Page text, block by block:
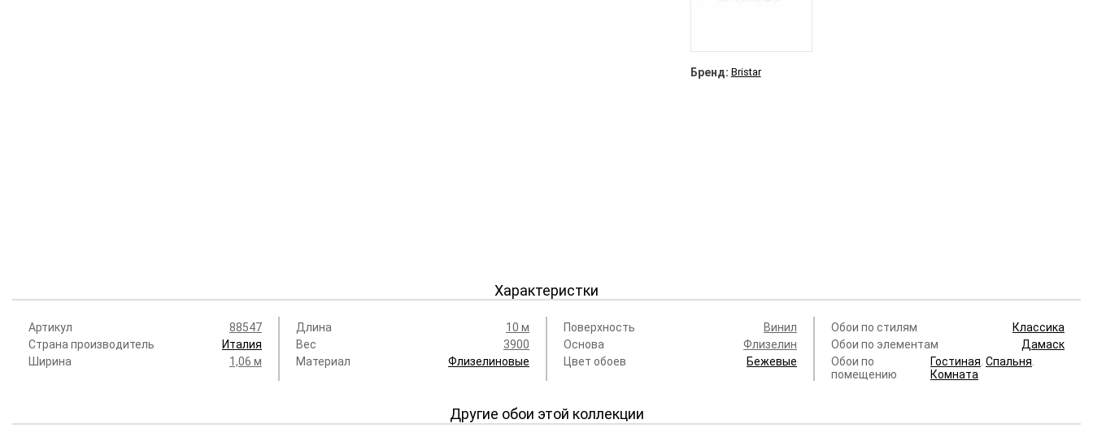
Бренд: Bristar
Характеристки
Артикул
88547
Страна производитель
Италия
Ширина
1,06 м
Длина
10 м
Вес
3900
Материал
Флизелиновые
Поверхность
Винил
Основа
Флизелин
Цвет обоев
Бежевые
Обои по стилям
Классика
Обои по элементам
Дамаск
Обои по
помещению
Гостиная. Спальня.
Комната
Другие обои этой коллекции